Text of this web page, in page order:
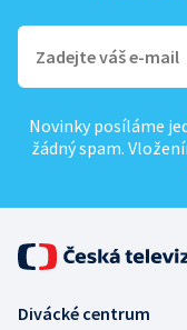
Novinky posíláme
žádný spam.